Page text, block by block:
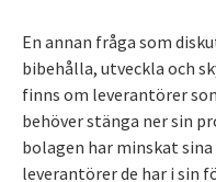
En annan fråga som
bibehålla, utveckla och
finns om leverantörer
behöver stänga ner sin
bolagen har minskat
leverantörer de har i sin